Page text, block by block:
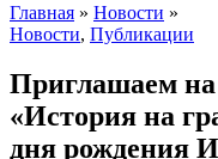
Главная » Новости »
Новости, Публикации
Приглашаем
«История на
дня рождения